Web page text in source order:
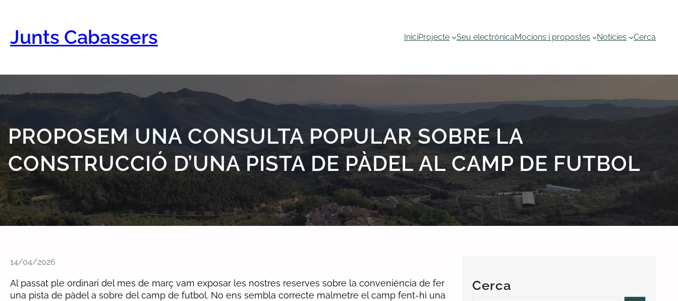
contingut
Junts Cabassers IniciProjecte Seu electrònicaMocions i propostes Notícies Cerca
PROPOSEM UNA CONSULTA POPULAR SOBRE LA
CONSTRUCCIÓ D’UNA PISTA DE PÀDEL AL CAMP DE FUTBOL
14/04/2026
Al passat ple ordinari del mes de març vam exposar les nostres reserves sobre la conveniència de fer
una pista de pàdel a sobre del camp de futbol. No ens sembla correcte malmetre el camp fent-hi una
Cerca